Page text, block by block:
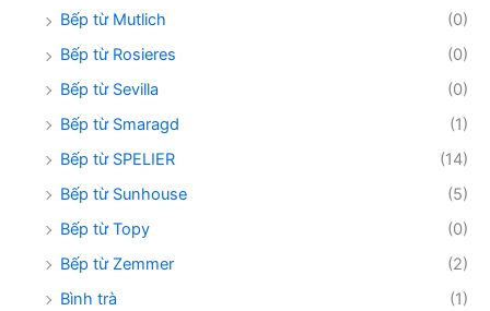
Bếp từ Mutlich
(0)
Bếp từ Rosieres
(0)
Bếp từ Sevilla
(0)
Bếp từ Smaragd
(1)
Bếp từ SPELIER
(14)
Bếp từ Sunhouse
(5)
Bếp từ Topy
(0)
Bếp từ Zemmer
(2)
Bình trà
(1)